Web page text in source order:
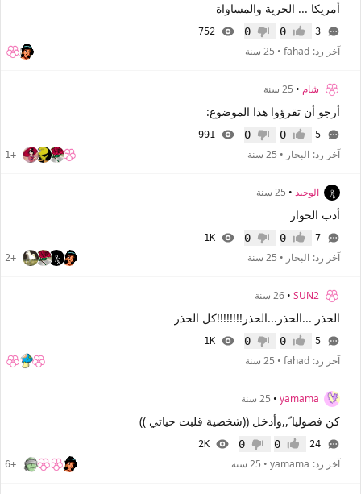
أمريكا ... الحرية والمساواة
3 إعجاب0 عدم إعجاب
0
752
آخر رد: fahad
• 25 سنة
شام • 25 سنة
أرجو أن تقرؤوا هذا الموضوع:
5 إعجاب0 عدم إعجاب
0
991
آخر رد: البحار • 25 سنة +1
الوحيد • 25 سنة
أدب الحوار
7 إعجاب0 عدم إعجاب
0
1K
آخر رد: البحار • 25 سنة +2
SUN2
• 26 سنة
الحذر ...الحذر...الحذر!!!!!!!!كل الحذر
5 إعجاب0 عدم إعجاب
0
1K
آخر رد: fahad
• 25 سنة
yamama
• 25 سنة
كن فضوليا ً,,وأدخل ((شخصية قلبت حياتي ))
24 إعجاب0 عدم إعجاب
0
2K
آخر رد: yamama
• 25 سنة +6